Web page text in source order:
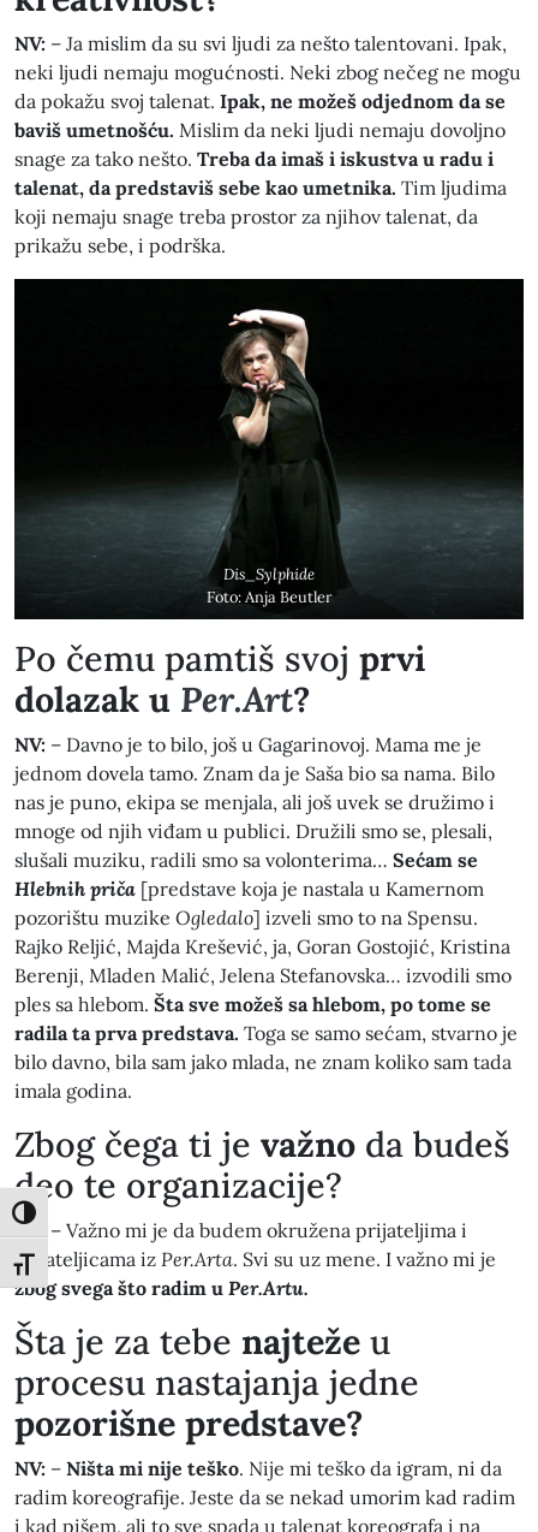
Toggle High Contrast
Toggle Font size
NV: – Ja mislim da su svi ljudi za nešto talentovani. Ipak,
neki ljudi nemaju mogućnosti. Neki zbog nečeg ne mogu
da pokažu svoj talenat. Ipak, ne možeš odjednom da se
baviš umetnošću. Mislim da neki ljudi nemaju dovoljno
snage za tako nešto. Treba da imaš i iskustva u radu i
talenat, da predstaviš sebe kao umetnika. Tim ljudima
koji nemaju snage treba prostor za njihov talenat, da
prikažu sebe, i podrška.
Dis_Sylphide
Foto: Anja Beutler
​Po čemu pamtiš svoj prvi
dolazak u Per.Art?
NV: – Davno je to bilo, još u Gagarinovoj. Mama me je
jednom dovela tamo. Znam da je Saša bio sa nama. Bilo
nas je puno, ekipa se menjala, ali još uvek se družimo i
mnoge od njih viđam u publici. Družili smo se, plesali,
slušali muziku, radili smo sa volonterima… Sećam se
Hlebnih priča [predstave koja je nastala u Kamernom
pozorištu muzike Ogledalo] izveli smo to na Spensu.
Rajko Reljić, Majda Krešević, ja, Goran Gostojić, Kristina
Berenji, Mladen Malić, Jelena Stefanovska… izvodili smo
ples sa hlebom. Šta sve možeš sa hlebom, po tome se
radila ta prva predstava. Toga se samo sećam, stvarno je
bilo davno, bila sam jako mlada, ne znam koliko sam tada
imala godina.
​Zbog čega ti je važno da budeš
deo te organizacije?
NV:
– Važno mi je da budem okružena prijateljima i
prijateljicama iz Per.Arta. Svi su uz mene. I važno mi je
zbog svega što radim u Per.Artu.
​Šta je za tebe najteže u
procesu nastajanja jedne
pozorišne predstave?
NV: – Ništa mi nije teško. Nije mi teško da igram, ni da
radim koreografije. Jeste da se nekad umorim kad radim
i kad pišem, ali to sve spada u talenat koreografa i na